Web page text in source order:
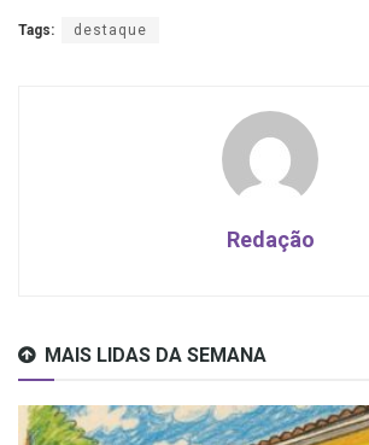
Tags: destaque
Redação
MAIS LIDAS DA SEMANA